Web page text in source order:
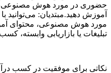
حضوری در مورد هوش مصنوعی،
آموزش دهید.مبتدیان: می‌توانید با
مورد هوش مصنوعی، محتوای
تبلیغات یا بازاریابی وابسته،
نکاتی برای موفقیت در کسب